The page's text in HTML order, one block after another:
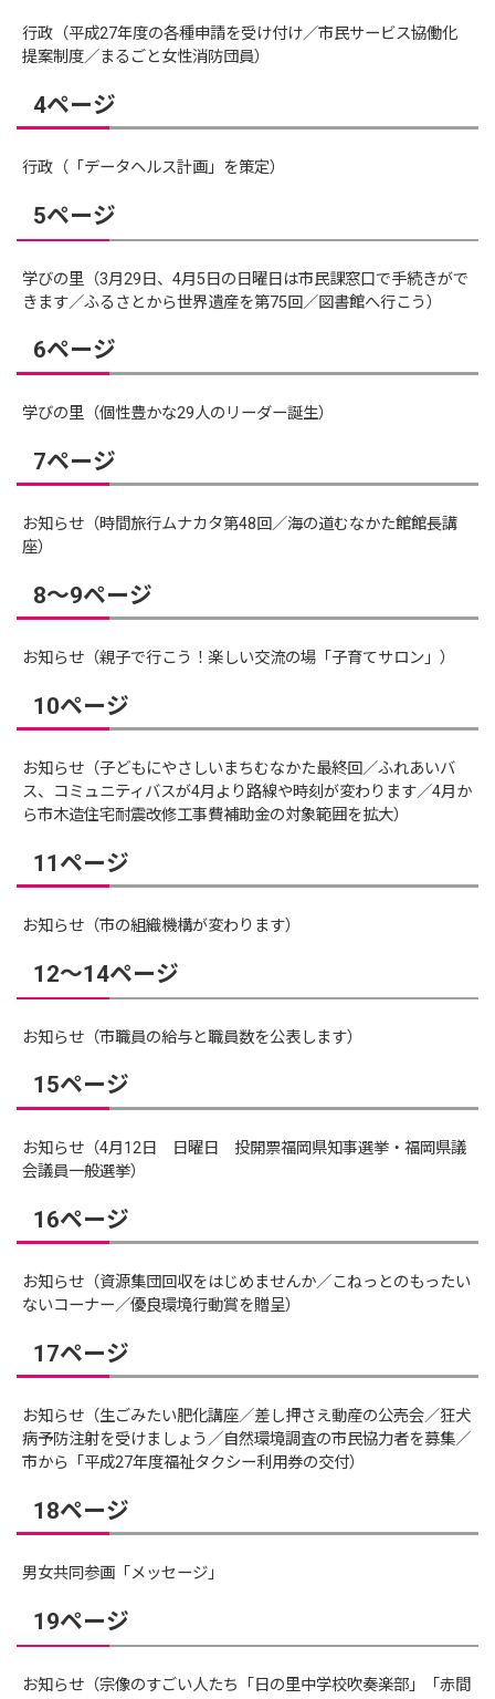
行政（平成27年度の各種申請を受け付け／市民サービス協働化
提案制度／まるごと女性消防団員）
4ページ
行政（「データヘルス計画」を策定）
5ページ
学びの里（3月29日、4月5日の日曜日は市民課窓口で手続きがで
きます／ふるさとから世界遺産を第75回／図書館へ行こう）
6ページ
学びの里（個性豊かな29人のリーダー誕生）
7ページ
お知らせ（時間旅行ムナカタ第48回／海の道むなかた館館長講
座）
8～9ページ
お知らせ（親子で行こう！楽しい交流の場「子育てサロン」）
10ページ
お知らせ（子どもにやさしいまちむなかた最終回／ふれあいバ
ス、コミュニティバスが4月より路線や時刻が変わります／4月か
ら市木造住宅耐震改修工事費補助金の対象範囲を拡大）
11ページ
お知らせ（市の組織機構が変わります）
12～14ページ
お知らせ（市職員の給与と職員数を公表します）
15ページ
お知らせ（4月12日 日曜日 投開票福岡県知事選挙・福岡県議
会議員一般選挙）
16ページ
お知らせ（資源集団回収をはじめませんか／こねっとのもったい
ないコーナー／優良環境行動賞を贈呈）
17ページ
お知らせ（生ごみたい肥化講座／差し押さえ動産の公売会／狂犬
病予防注射を受けましょう／自然環境調査の市民協力者を募集／
市から「平成27年度福祉タクシー利用券の交付）
18ページ
男女共同参画「メッセージ」
19ページ
お知らせ（宗像のすごい人たち「日の里中学校吹奏楽部」「赤間